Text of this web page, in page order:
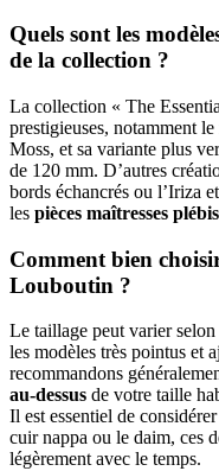
Quels sont les
de la collection ?
La collection « The
prestigieuses, notamment
Moss, et sa variante plus
de 120 mm. D’autres
bords échancrés ou l’Iriza
les pièces maîtresses
Comment bien
Louboutin ?
Le taillage peut varier
les modèles très pointus et
recommandons
au-dessus de votre taille
Il est essentiel de
cuir nappa ou le daim, ces
légèrement avec le temps.